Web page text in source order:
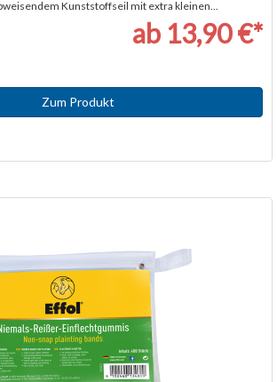
Kunststoffseil mit extra kleinen...
ab 13,90 €*
Zum Produkt